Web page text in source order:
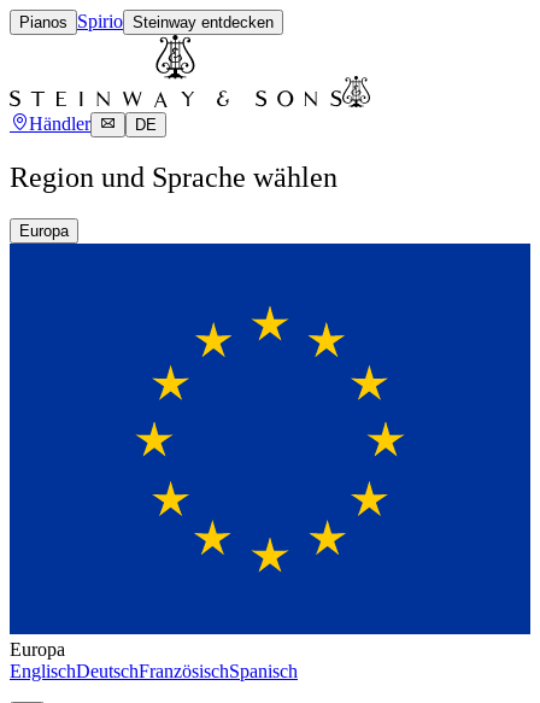
Pianos Spirio Steinway entdecken
Händler DE
Region und Sprache wählen
Europa
Europa
EnglischDeutschFranzösischSpanisch